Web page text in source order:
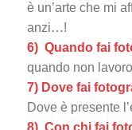
è un’arte che mi
anzi…!
6) Quando fai
quando non
7) Dove fai
Dove è presente